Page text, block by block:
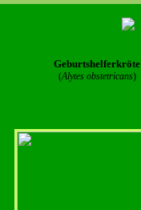
Geburtshelferkröte
(Alytes obstetricans)